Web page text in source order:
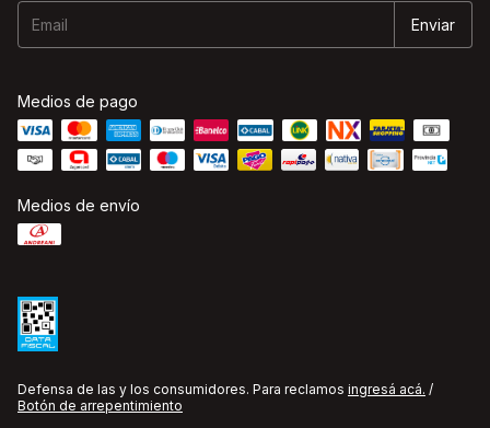
Medios de pago
Medios de envío
Defensa de las y los consumidores. Para reclamos ingresá acá. /
Botón de arrepentimiento